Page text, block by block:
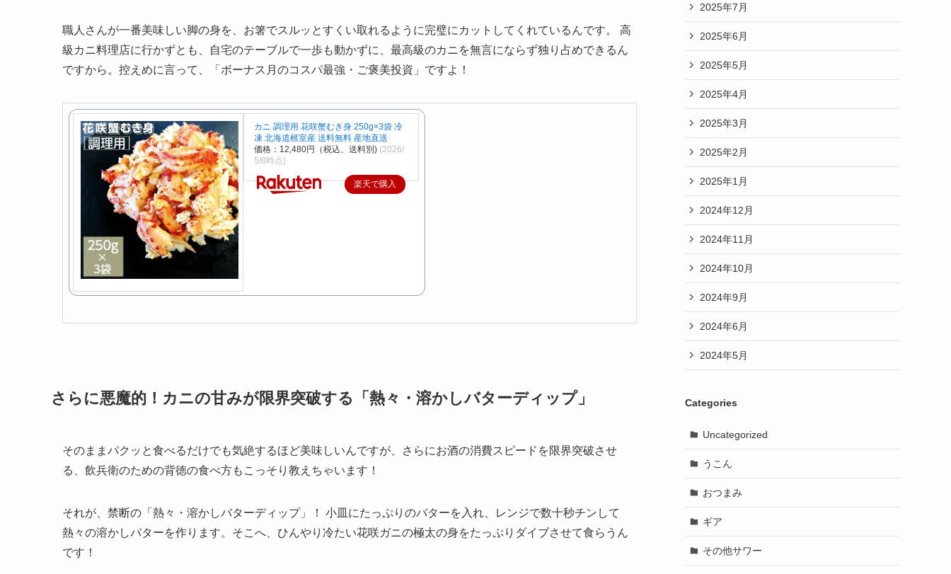
職人さんが一番美味しい脚の身を、お箸でスルッとすくい取れるように完璧にカットしてくれているんです。 高
級カニ料理店に行かずとも、自宅のテーブルで一歩も動かずに、最高級のカニを無言にならず独り占めできるん
ですから。控えめに言って、「ボーナス月のコスパ最強・ご褒美投資」ですよ！
カニ 調理用 花咲蟹むき身 250g×3袋 冷
凍 北海道根室産 送料無料 産地直送
価格：12,480円（税込、送料別) (2026/
5/8時点)
楽天で購入
さらに悪魔的！カニの甘みが限界突破する「熱々・溶かしバターディップ」
そのままパクッと食べるだけでも気絶するほど美味しいんですが、さらにお酒の消費スピードを限界突破させ
る、飲兵衛のための背徳の食べ方もこっそり教えちゃいます！
それが、禁断の「熱々・溶かしバターディップ」！ 小皿にたっぷりのバターを入れ、レンジで数十秒チンして
熱々の溶かしバターを作ります。そこへ、ひんやり冷たい花咲ガニの極太の身をたっぷりダイブさせて食らうん
です！
2025年7月
2025年6月
2025年5月
2025年4月
2025年3月
2025年2月
2025年1月
2024年12月
2024年11月
2024年10月
2024年9月
2024年6月
2024年5月
Categories
Uncategorized
うこん
おつまみ
ギア
その他サワー